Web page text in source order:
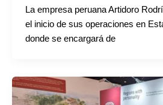
La empresa peruana Artidoro
el inicio de sus operaciones en
donde se encargará de